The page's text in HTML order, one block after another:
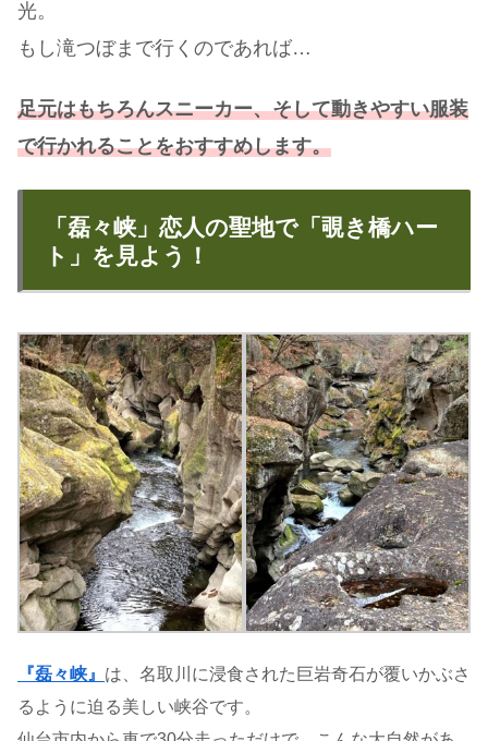
光。
もし滝つぼまで行くのであれば…
足元はもちろんスニーカー、そして動きやすい服装
で行かれることをおすすめします。
「磊々峡」恋人の聖地で「覗き橋ハー
ト」を見よう！
『磊々峡』 は、名取川に浸食された巨岩奇石が覆いかぶさ
るように迫る美しい峡谷です。